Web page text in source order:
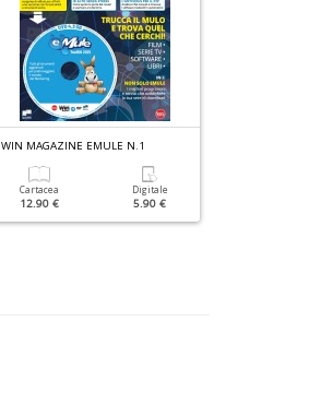
WIN MAGAZINE EMULE N.1
Cartacea
12.90 €
Digitale
5.90 €